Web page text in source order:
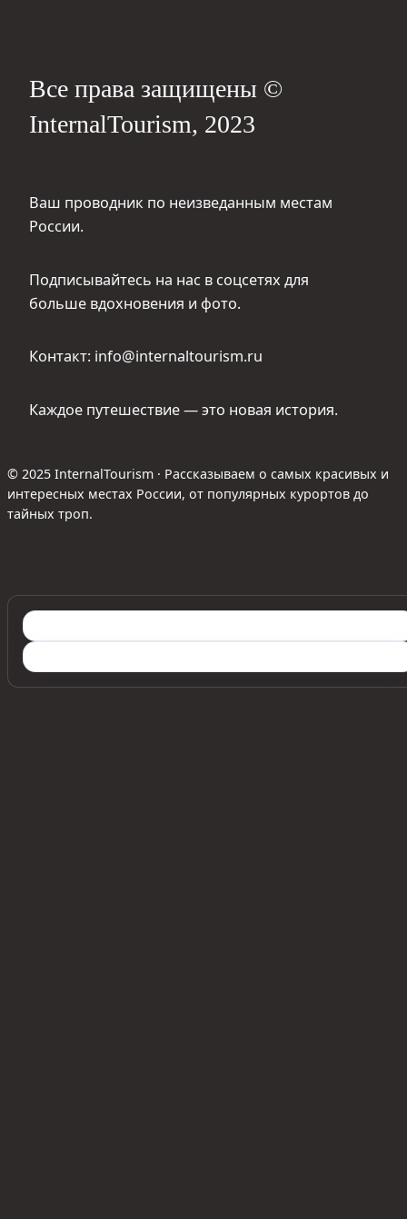
Все права защищены ©
InternalTourism, 2023
Ваш проводник по неизведанным местам
России.
Подписывайтесь на нас в соцсетях для
больше вдохновения и фото.
Контакт: info@internaltourism.ru
Каждое путешествие — это новая история.
© 2025 InternalTourism · Рассказываем о самых красивых и
интересных местах России, от популярных курортов до
тайных троп.